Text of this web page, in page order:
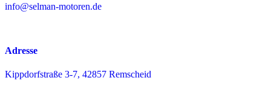
info@selman-motoren.de
Adresse
Kippdorfstraße 3-7, 42857 Remscheid